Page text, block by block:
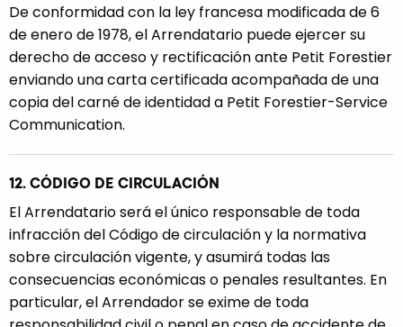
De conformidad con la ley francesa modificada de 6
de enero de 1978, el Arrendatario puede ejercer su
derecho de acceso y rectificación ante Petit Forestier
enviando una carta certificada acompañada de una
copia del carné de identidad a Petit Forestier-Service
Communication.
12. CÓDIGO DE CIRCULACIÓN
El Arrendatario será el único responsable de toda
infracción del Código de circulación y la normativa
sobre circulación vigente, y asumirá todas las
consecuencias económicas o penales resultantes. En
particular, el Arrendador se exime de toda